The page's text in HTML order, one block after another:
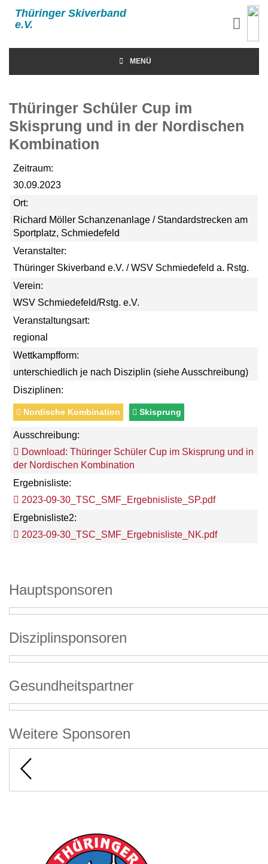
Thüringer Skiverband
e.V.
MENÜ
Thüringer Schüler Cup im
Skisprung und in der Nordischen
Kombination
Zeitraum:
30.09.2023
Ort:
Richard Möller Schanzenanlage / Standardstrecken am
Sportplatz, Schmiedefeld
Veranstalter:
Thüringer Skiverband e.V. / WSV Schmiedefeld a. Rstg.
Verein:
WSV Schmiedefeld/Rstg. e.V.
Veranstaltungsart:
regional
Wettkampfform:
unterschiedlich je nach Disziplin (siehe Ausschreibung)
Disziplinen:
Nordische Kombination Skisprung
Ausschreibung:
Download: Thüringer Schüler Cup im Skisprung und in
der Nordischen Kombination
Ergebnisliste:
2023-09-30_TSC_SMF_Ergebnisliste_SP.pdf
Ergebnisliste2:
2023-09-30_TSC_SMF_Ergebnisliste_NK.pdf
Hauptsponsoren
Disziplinsponsoren
Gesundheitspartner
Weitere Sponsoren